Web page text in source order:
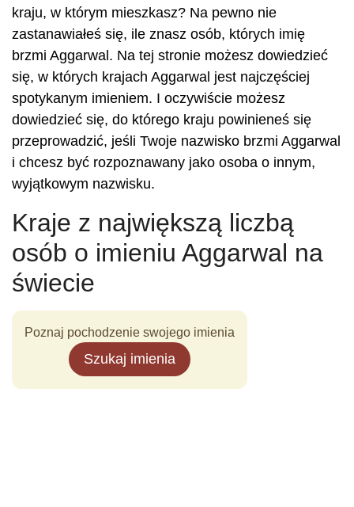
kraju, w którym mieszkasz? Na pewno nie
zastanawiałeś się, ile znasz osób, których imię
brzmi Aggarwal. Na tej stronie możesz dowiedzieć
się, w których krajach Aggarwal jest najczęściej
spotykanym imieniem. I oczywiście możesz
dowiedzieć się, do którego kraju powinieneś się
przeprowadzić, jeśli Twoje nazwisko brzmi Aggarwal
i chcesz być rozpoznawany jako osoba o innym,
wyjątkowym nazwisku.
Kraje z największą liczbą
osób o imieniu Aggarwal na
świecie
Poznaj pochodzenie swojego imienia
Szukaj imienia